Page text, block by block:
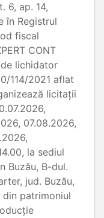
6, ap. 14,
în Registrul
fiscal
CONT
de lichidator
114/2021 aflat
licitații
07.08.2026,
la sediul
Buzău, B-dul.
jud. Buzău,
din patrimoniul